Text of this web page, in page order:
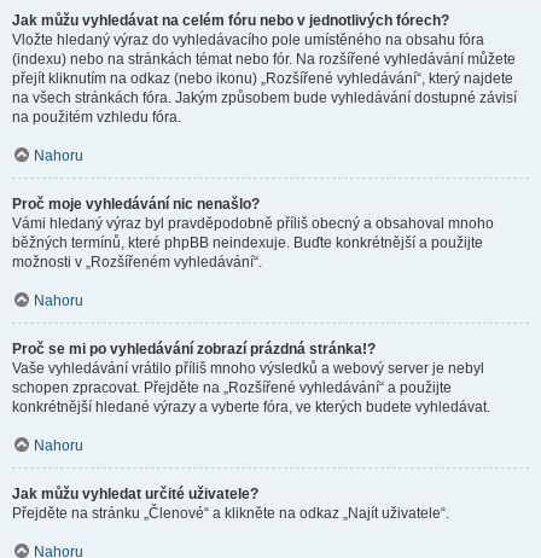
Jak můžu vyhledávat na celém fóru nebo v jednotlivých fórech?
Vložte hledaný výraz do vyhledávacího pole umístěného na obsahu fóra
(indexu) nebo na stránkách témat nebo fór. Na rozšířené vyhledávání můžete
přejít kliknutím na odkaz (nebo ikonu) „Rozšířené vyhledávání“, který najdete
na všech stránkách fóra. Jakým způsobem bude vyhledávání dostupné závisí
na použitém vzhledu fóra.
Nahoru
Proč moje vyhledávání nic nenašlo?
Vámi hledaný výraz byl pravděpodobně příliš obecný a obsahoval mnoho
běžných termínů, které phpBB neindexuje. Buďte konkrétnější a použijte
možnosti v „Rozšířeném vyhledávání“.
Nahoru
Proč se mi po vyhledávání zobrazí prázdná stránka!?
Vaše vyhledávání vrátilo příliš mnoho výsledků a webový server je nebyl
schopen zpracovat. Přejděte na „Rozšířené vyhledávání“ a použijte
konkrétnější hledané výrazy a vyberte fóra, ve kterých budete vyhledávat.
Nahoru
Jak můžu vyhledat určité uživatele?
Přejděte na stránku „Členové“ a klikněte na odkaz „Najít uživatele“.
Nahoru